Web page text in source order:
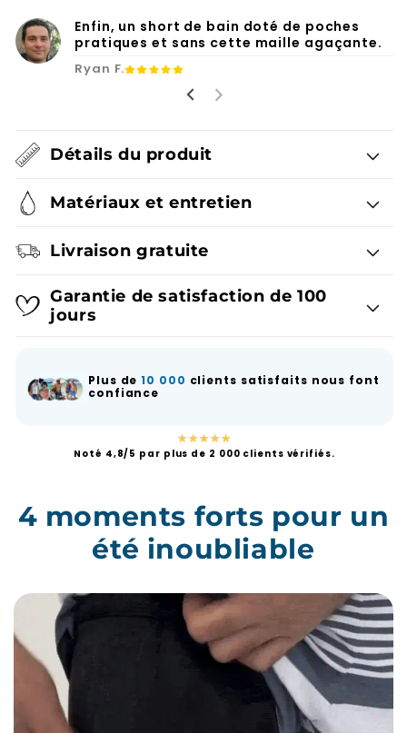
Enfin, un short de bain doté de poches
pratiques et sans cette maille agaçante.
Ryan F.
Détails du produit
Matériaux et entretien
Livraison gratuite
Garantie de satisfaction de 100
jours
Plus de10 000 clients satisfaits nous font
confiance
★★★★★
Noté 4,8/5 par plus de 2 000 clients vérifiés.
4 moments forts pour un
été inoubliable